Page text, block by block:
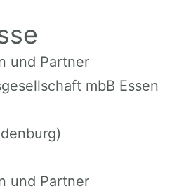
und Partner
mbB Essen
und Partner